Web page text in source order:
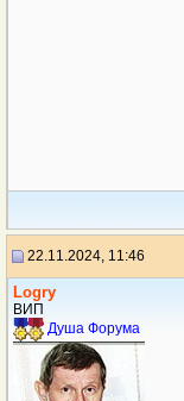
22.11.2024, 11:46
Logry
ВИП
Душа Форума